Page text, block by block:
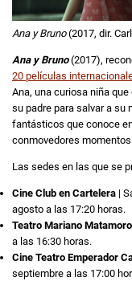
Ana y Bruno(2017, dir.
Ana y Bruno(2017),
20 películas
Ana, una curiosa niña
su padre para salvar a su
fantásticos que conoce
conmovedores
Las sedes en las que se
Cine Club en Cartelera |
agosto a las 17:20 horas.
Teatro Mariano
a las 16:30 horas.
Cine Teatro Emperador
septiembre a las 17:00